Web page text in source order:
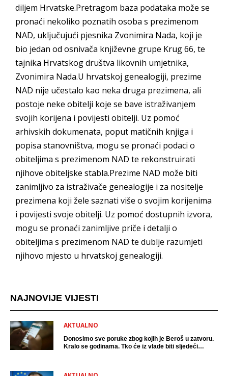
diljem Hrvatske.Pretragom baza podataka može se
pronaći nekoliko poznatih osoba s prezimenom
NAD, uključujući pjesnika Zvonimira Nada, koji je
bio jedan od osnivača književne grupe Krug 66, te
tajnika Hrvatskog društva likovnih umjetnika,
Zvonimira Nada.U hrvatskoj genealogiji, prezime
NAD nije učestalo kao neka druga prezimena, ali
postoje neke obitelji koje se bave istraživanjem
svojih korijena i povijesti obitelji. Uz pomoć
arhivskih dokumenata, poput matičnih knjiga i
popisa stanovništva, mogu se pronaći podaci o
obiteljima s prezimenom NAD te rekonstruirati
njihove obiteljske stabla.Prezime NAD može biti
zanimljivo za istraživače genealogije i za nositelje
prezimena koji žele saznati više o svojim korijenima
i povijesti svoje obitelji. Uz pomoć dostupnih izvora,
mogu se pronaći zanimljive priče i detalji o
obiteljima s prezimenom NAD te dublje razumjeti
njihovo mjesto u hrvatskoj genealogiji.
NAJNOVIJE VIJESTI
AKTUALNO
Donosimo sve poruke zbog kojih je Beroš u zatvoru.
Kralo se godinama. Tko će iz vlade biti sljedeći